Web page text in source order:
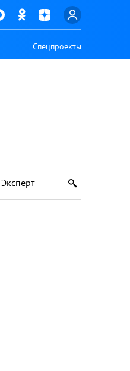
Спецпроекты
Эксперт